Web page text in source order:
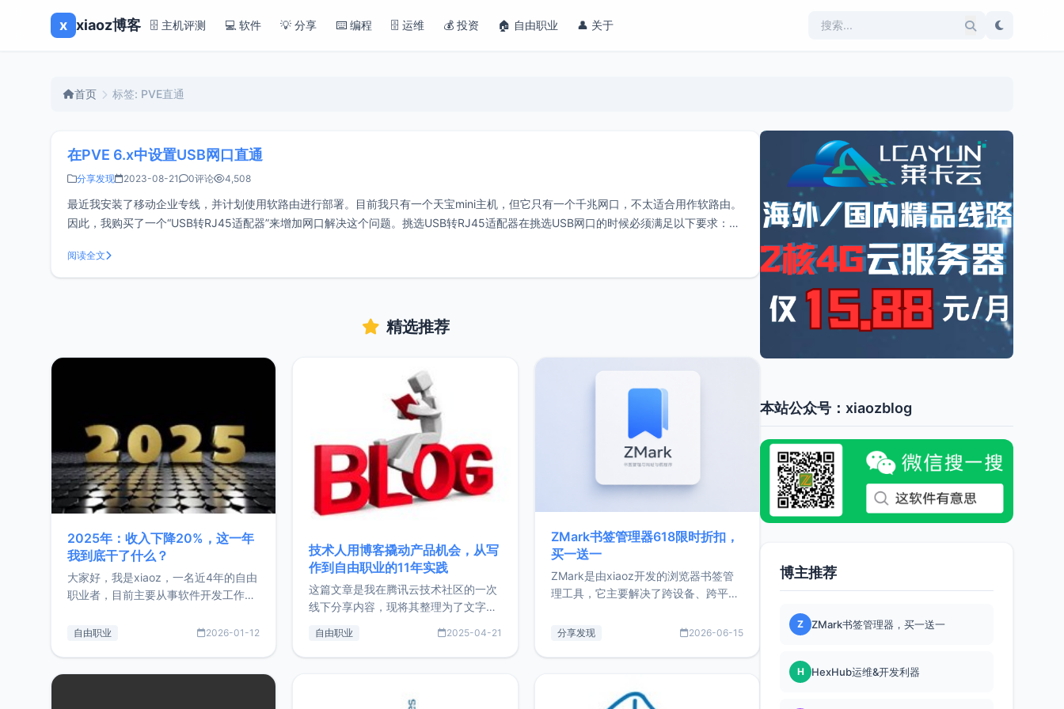
x xiaoz博客 🗄️ 主机评测 💻 软件 💡 分享 ⌨️ 编程 🗄️ 运维 💰 投资 🏠 自由职业 👤 关于
首页 标签: PVE直通
在PVE 6.x中设置USB网口直通
分享发现 2023-08-21 0评论 4,508
最近我安装了移动企业专线，并计划使用软路由进行部署。目前我只有一个天宝mini主机，但它只有一个千兆网口，不太适合用作软路由。
因此，我购买了一个“USB转RJ45适配器”来增加网口解决这个问题。挑选USB转RJ45适配器在挑选USB网口的时候必须满足以下要求：支
阅读全文
精选推荐
2025年：收入下降20%，这一年
我到底干了什么？
大家好，我是xiaoz，一名近4年的自由
职业者，目前主要从事软件开发工作。
的总结，内容主要包括：工作、学习、
自由职业 2026-01-12
技术人用博客撬动产品机会，从写
作到自由职业的11年实践
这篇文章是我在腾讯云技术社区的一次
线下分享内容，现将其整理为了文字
版，分享了写博客11年来的经历，以及
通过博客过渡到做产品和走向自由职业
的一个小故事。文中还首次公开了我的
自由职业 2025-04-21
ZMark书签管理器618限时折扣，
买一送一
ZMark是由xiaoz开发的浏览器书签管
理工具，它主要解决了跨设备、跨平
做到一处部署、随处访问。同时，它还
量级： 使用Bun + Hono.js
分享发现 2026-06-15
本站公众号：xiaozblog
博主推荐
Z ZMark书签管理器，买一送一
H HexHub运维&开发利器